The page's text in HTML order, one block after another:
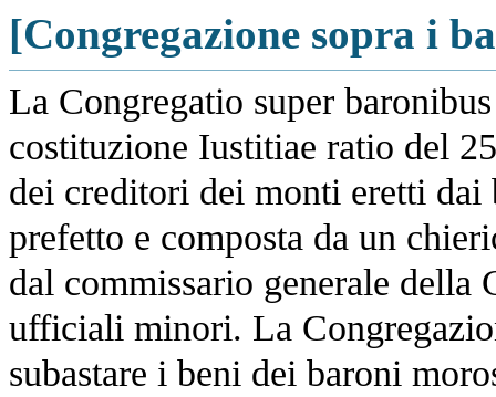
[Congregazione sopra i
La Congregatio super
costituzione Iustitiae ratio del
dei creditori dei monti eretti dai
prefetto e composta da un
dal commissario generale della
ufficiali minori. La
subastare i beni dei baroni